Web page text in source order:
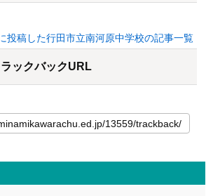
投稿した行田市立南河原中学校の記事一覧
ックバックURL